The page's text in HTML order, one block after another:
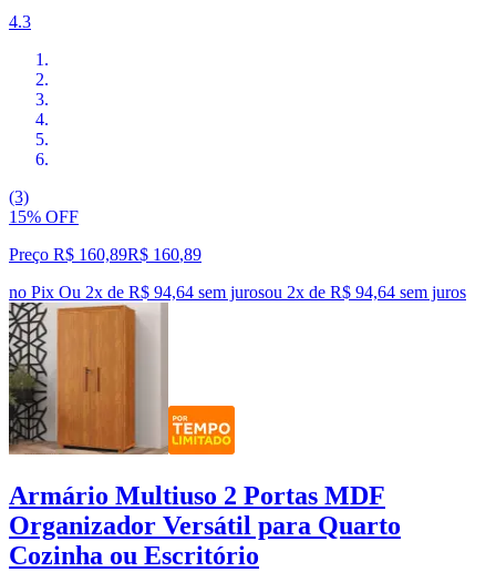
4.3
(3)
15% OFF
Preço R$ 160,89R$ 160,89
no Pix Ou 2x de R$ 94,64 sem jurosou 2x de R$ 94,64 sem juros
Armário Multiuso 2 Portas MDF
Organizador Versátil para Quarto
Cozinha ou Escritório